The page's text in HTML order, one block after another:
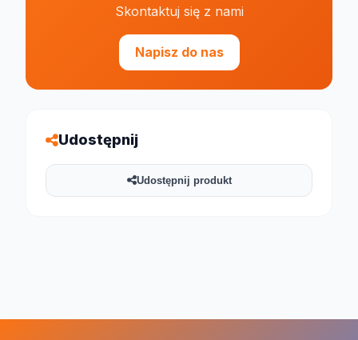
Skontaktuj się z nami
Napisz do nas
Udostępnij
Udostępnij produkt